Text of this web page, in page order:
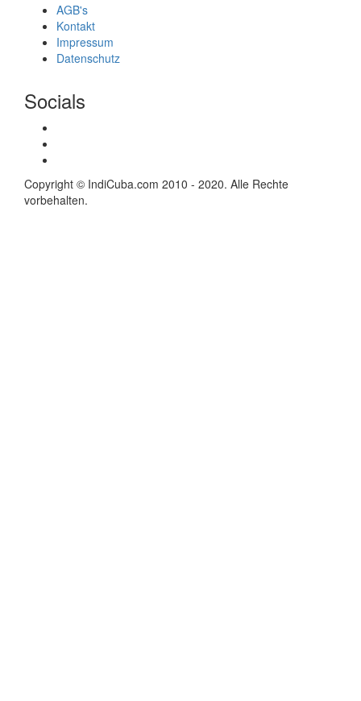
AGB's
Kontakt
Impressum
Datenschutz
Socials
Copyright © IndiCuba.com 2010 - 2020. Alle Rechte
vorbehalten.